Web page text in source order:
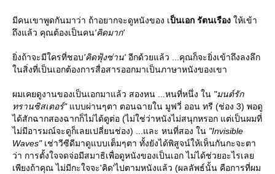
มีคนเขาพูดกันมาว่า ถ้าอยากจะดูหนังของ เป็นเอก รัตนเรือง ห้เข้า
ถึงแล้ว คุณต้องเป็นคน'คิดมาก'
ิ่งถ้าจะมีใครที่ชอบ'คิดฟุ้งซ่าน' อีกด้วยแล้ว ...คุณก็จะยิ่งเข้าถึงลงลึก
นสิ่งที่เป็นเอกต้องการสื่อสารออกมาเป็นภาษาหนังของเขา
ผมเคยดูงานของเป็นเอกมาแล้ว สองหน ...หนที่หนึ่ง ใน "มนต์รัก
ทรานซิสเตอร์"บบผ่านๆตา ตอนฉายใน มูฟวี่ ออน ทรี (ช่อง 3) พอดู
ได้สักฉากสองฉากก็ไม่ได้ดูต่อ (ไม่ใช่ว่าหนังไม่สนุกหรอก แต่เป็นผมที่
ไม่มีอารมณ์จะดูก็เลยเปลี่ยนช่อง) ...และ หนที่สอง ใน "Invisible
Waves"เช่าวีซีดีมาดูแบบเต็มๆตา ทั้งยังได้พิสูจน์ให้เห็นกันกะจะตา
ว่า การตั้งใจจดจ่อมีสมาธิเพื่อดูหนังของเป็นเอก ไม่ได้ช่วยอะไรเล
เพียงถ้าคุณ ไม่มีกะใจจะ'คิด'ไปตามหนังแล้ว (ผลลัพธ์นั้น คือการที่ผม